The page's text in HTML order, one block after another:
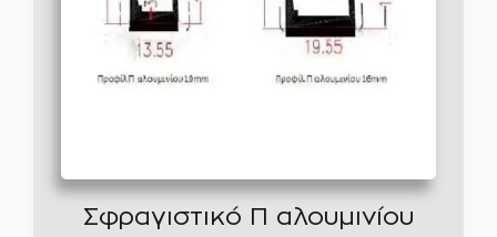
Σφραγιστικό Π αλουμινίου